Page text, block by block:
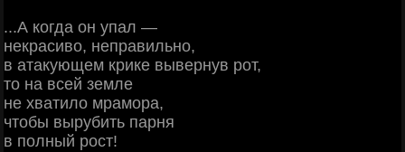
...А когда он упал —
некрасиво, неправильно,
в атакующем крике вывернув рот,
то на всей земле
не хватило мрамора,
чтобы вырубить парня
в полный рост!